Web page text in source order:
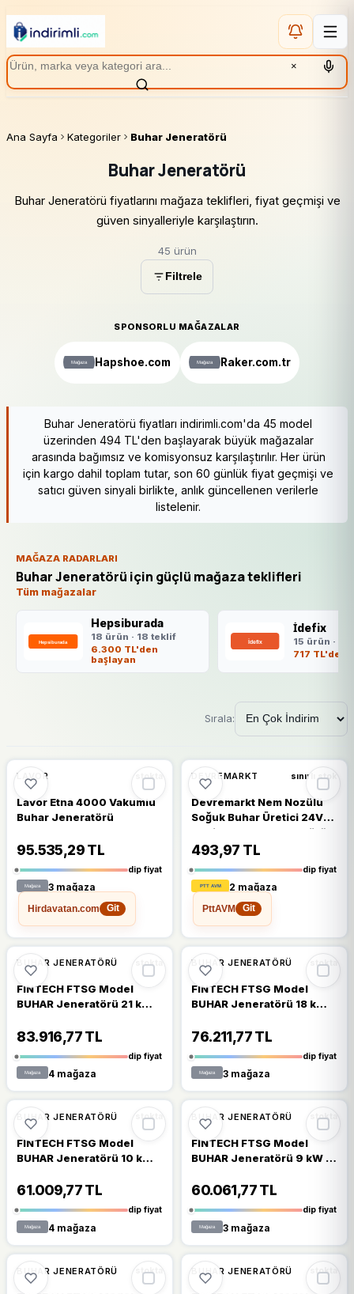
×
Ana Sayfa Kategoriler Buhar Jeneratörü
Buhar Jeneratörü
Buhar Jeneratörü fiyatlarını mağaza teklifleri, fiyat geçmişi ve
güven sinyalleriyle karşılaştırın.
45 ürün
Filtrele
SPONSORLU MAĞAZALAR
Hapshoe.com Raker.com.tr
Buhar Jeneratörü fiyatları indirimli.com'da 45 model
üzerinden 494 TL'den başlayarak büyük mağazalar
arasında bağımsız ve komisyonsuz karşılaştırılır. Her ürün
için kargo dahil toplam tutar, son 60 günlük fiyat geçmişi ve
satıcı güven sinyali birlikte, anlık güncellenen verilerle
listelenir.
MAĞAZA RADARLARI
Buhar Jeneratörü için güçlü mağaza teklifleri
Tüm mağazalar
Hepsiburada
18 ürün · 18 teklif
6.300 TL'den
başlayan
İdefix
15 ürün ·
717 TL'den
Sırala:
%48 %48 DÜŞTÜ
LAVOR stokta
Lavor Etna 4000 Vakumlu
Buhar Jeneratörü
95.535,29 TL
dip fiyat
3 mağaza
Hirdavatan.com
Git
%31 %31 DÜŞTÜ
DEVREMARKT sınırlı stok
Devremarkt Nem Nozülü
Soğuk Buhar Üretici 24V
1A Sis Duman Jeneratörü
Atomizer Kuluçka
Makinesi Bitki Kafe
493,97 TL
dip fiyat
2 mağaza
PttAVM
Git
🔥%23 DÜŞTÜ
BUHAR JENERATÖRÜ stokta
FINTECH FTSG Model
BUHAR Jeneratörü 21 kW -
Generations FTSG Model-
ToptancıyızBiz
83.916,77 TL
dip fiyat
4 mağaza
🔥%23 DÜŞTÜ
BUHAR JENERATÖRÜ stokta
FINTECH FTSG Model
BUHAR Jeneratörü 18 kW -
Generations FTSG Model-
ToptancıyızBiz
76.211,77 TL
dip fiyat
3 mağaza
%23 🔥%23 DÜŞTÜ
BUHAR JENERATÖRÜ stokta
FINTECH FTSG Model
BUHAR Jeneratörü 10 kW -
Generations FTSG Model-
61.009,77 TL
dip fiyat
4 mağaza
%23 🔥%23 DÜŞTÜ
BUHAR JENERATÖRÜ stokta
FINTECH FTSG Model
BUHAR Jeneratörü 9 kW -
Generations FTSG Model-
60.061,77 TL
dip fiyat
3 mağaza
%23 🔥%23 DÜŞTÜ
BUHAR JENERATÖRÜ stokta %23 🔥%23 DÜŞTÜ
BUHAR JENERATÖRÜ stokta